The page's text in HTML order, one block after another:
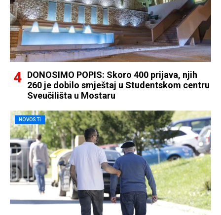
DONOSIMO POPIS: Skoro 400 prijava, njih
260 je dobilo smještaj u Studentskom centru
Sveučilišta u Mostaru
NOVOSTI